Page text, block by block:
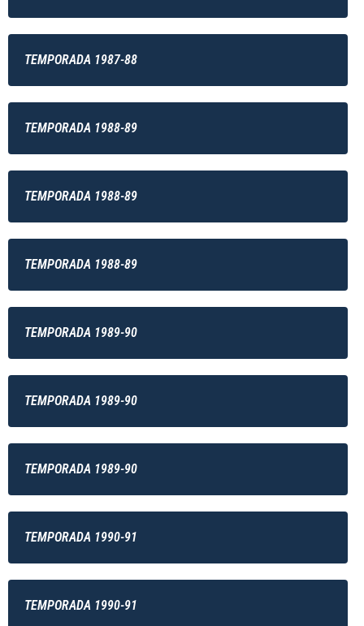
TEMPORADA 1987-88
TEMPORADA 1988-89
TEMPORADA 1988-89
TEMPORADA 1988-89
TEMPORADA 1989-90
TEMPORADA 1989-90
TEMPORADA 1989-90
TEMPORADA 1990-91
TEMPORADA 1990-91